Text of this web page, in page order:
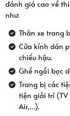
đánh giá cao về
như:
Thân xe trang
Cửa kính dán
chiếu hậu.
Ghế ngồi bọc
Trang bị các
tiện giải trí (TV
Air,…).